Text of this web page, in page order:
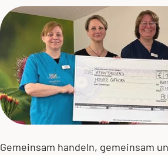
Gemeinsam handeln, gemeinsam